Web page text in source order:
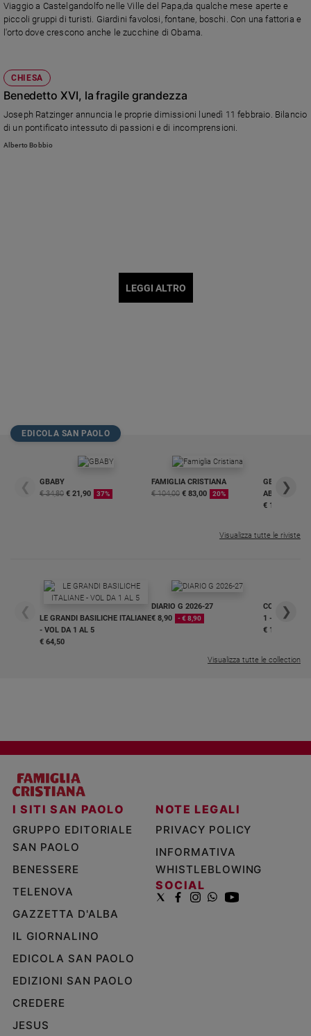
Viaggio a Castelgandolfo nelle Ville del Papa,da qualche mese aperte e
piccoli gruppi di turisti. Giardini favolosi, fontane, boschi. Con una fattoria e
l'orto dove crescono anche le zucchine di Obama.
CHIESA
Benedetto XVI, la fragile grandezza
Joseph Ratzinger annuncia le proprie dimissioni lunedì 11 febbraio. Bilancio
di un pontificato intessuto di passioni e di incomprensioni.
Alberto Bobbio
LEGGI ALTRO
EDICOLA SAN PAOLO
❮
GBABY
€ 34,80 € 21,90 37%
FAMIGLIA CRISTIANA
€ 104,00 € 83,00 20%
GBABY
€ 16,99
❯
Visualizza tutte le riviste
❮
LE GRANDI BASILICHE ITALIANE
- VOL DA 1 AL 5
€ 64,50
DIARIO G 2026-27
€ 8,90
- € 8,90
COLLANA
1 - 2
€ 18,50
❯
Visualizza tutte le collection
I SITI SAN PAOLO
GRUPPO EDITORIALE
SAN PAOLO
BENESSERE
TELENOVA
GAZZETTA D'ALBA
IL GIORNALINO
EDICOLA SAN PAOLO
EDIZIONI SAN PAOLO
CREDERE
JESUS
NOTE LEGALI
PRIVACY POLICY
INFORMATIVA
WHISTLEBLOWING
SOCIAL